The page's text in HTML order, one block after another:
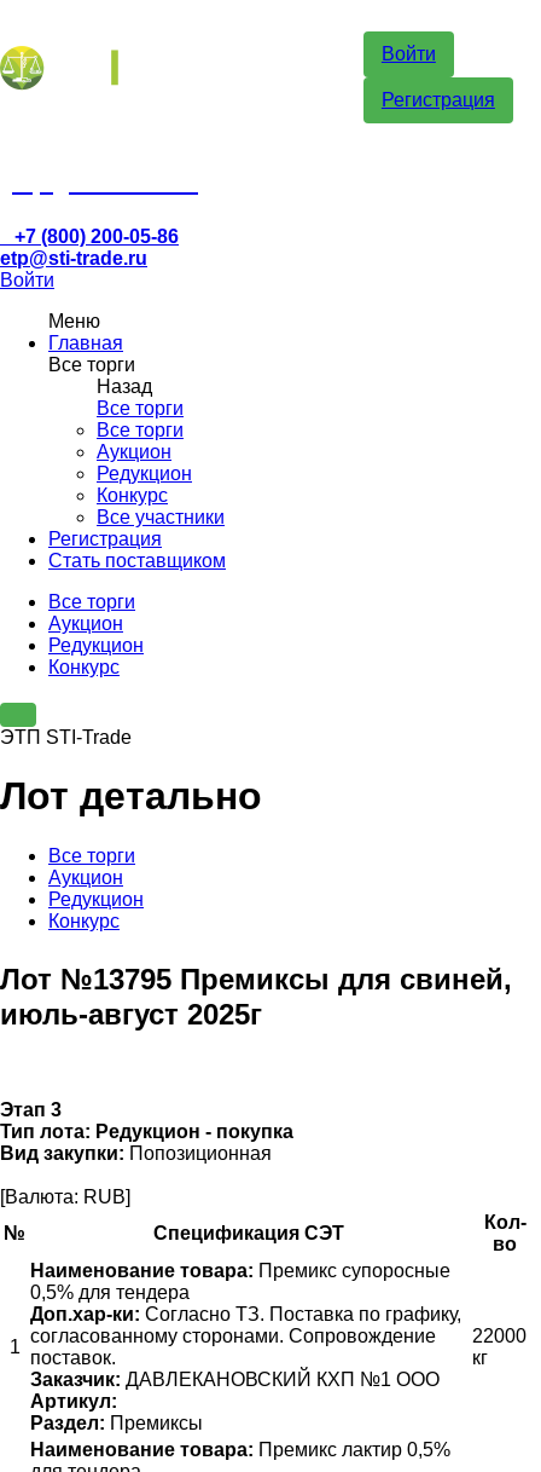
Войти
Регистрация
+7 (800) 200-05-86
etp@sti-trade.ru
Войти
Меню
Главная
Все торги
Назад
Все торги
Все торги
Аукцион
Редукцион
Конкурс
Все участники
Регистрация
Стать поставщиком
Все торги
Аукцион
Редукцион
Конкурс
ЭТП STI-Trade
Лот детально
Все торги
Аукцион
Редукцион
Конкурс
Лот №13795 Премиксы для свиней,
июль-август 2025г
Этап 3
Тип лота: Редукцион - покупка
Вид закупки: Попозиционная
[Валюта: RUB]
№
Спецификация СЭТ
Кол-
во
1
Наименование товара: Премикс супоросные
0,5% для тендера
Доп.хар-ки: Согласно ТЗ. Поставка по графику,
согласованному сторонами. Сопровождение
поставок.
Заказчик: ДАВЛЕКАНОВСКИЙ КХП №1 ООО
Артикул:
Раздел: Премиксы
22000
кг
Наименование товара: Премикс лактир 0,5%